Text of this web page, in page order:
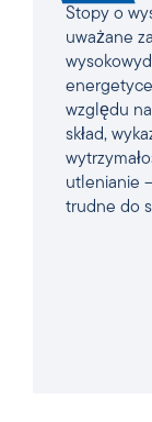
Stopy o
uważane
względu
skład,
utlenianie
trudne do